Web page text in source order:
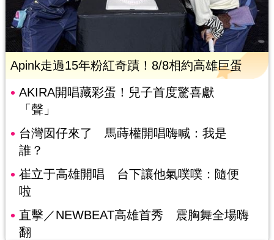
Apink走過15年粉紅奇蹟！8/8相約高雄巨蛋
AKIRA開唱藏彩蛋！兒子首度驚喜獻
「聲」
台灣囡仔來了 馬蒔權開唱嗨喊：我是
誰？
崔立于高雄開唱 台下讓他氣噗噗：隨便
啦
直擊／NEWBEAT高雄首秀 震胸舞全場嗨
翻